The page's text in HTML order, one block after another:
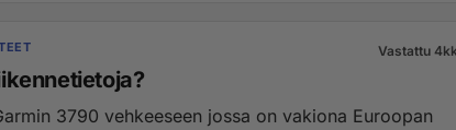
Vastattu
3790 vehkeeseen jossa on vakiona Euroopan